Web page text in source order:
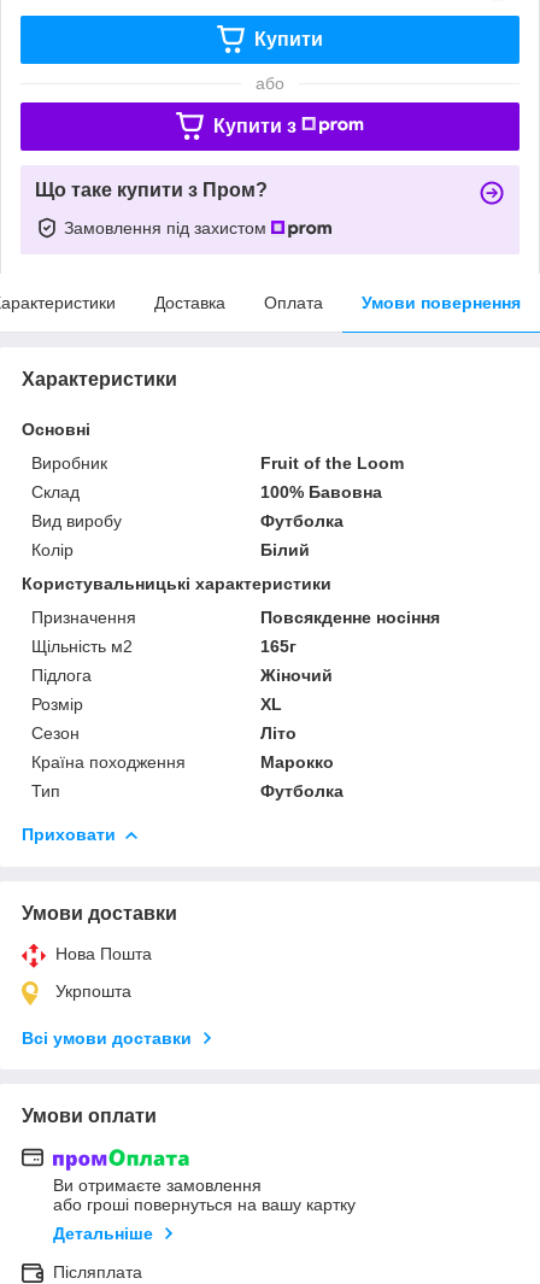
Купити
або
Купити з
Що таке купити з Пром?
Замовлення під захистом
Доставка Оплата Умови повернення
Характеристики
Основні
Виробник
Fruit of the Loom
Склад
100% Бавовна
Вид виробу
Футболка
Колір
Білий
Користувальницькі характеристики
Призначення
Повсякденне носіння
Щільність м2
165г
Підлога
Жіночий
Розмір
XL
Сезон
Літо
Країна походження
Марокко
Тип
Футболка
Приховати
Умови доставки
Нова Пошта
Укрпошта
Всі умови доставки
Умови оплати
Ви отримаєте замовлення
або гроші повернуться на вашу картку
Детальніше
Післяплата